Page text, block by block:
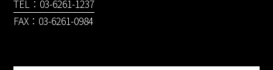
TEL：03-6261-1237
FAX：03-6261-0984